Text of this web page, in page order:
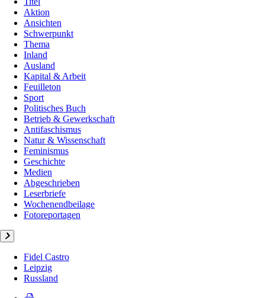
Aktion
Ansichten
Schwerpunkt
Thema
Inland
Ausland
Kapital & Arbeit
Feuilleton
Sport
Politisches Buch
Betrieb & Gewerkschaft
Antifaschismus
Natur & Wissenschaft
Feminismus
Geschichte
Medien
Abgeschrieben
Leserbriefe
Wochenendbeilage
Fotoreportagen
Fidel Castro
Leipzig
Russland